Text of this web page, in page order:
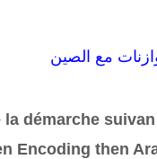
مع الصين
démarche suivan
Encoding then